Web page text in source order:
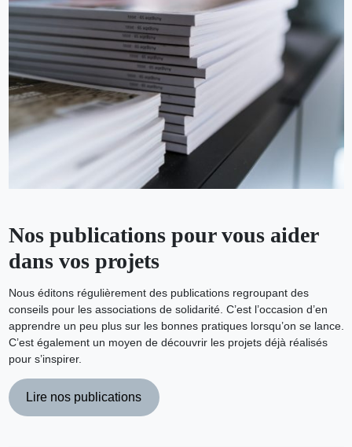
Nos publications pour vous aider
dans vos projets
Nous éditons régulièrement des publications regroupant des
conseils pour les associations de solidarité. C’est l’occasion d’en
apprendre un peu plus sur les bonnes pratiques lorsqu’on se lance.
C’est également un moyen de découvrir les projets déjà réalisés
pour s’inspirer.
Lire nos publications